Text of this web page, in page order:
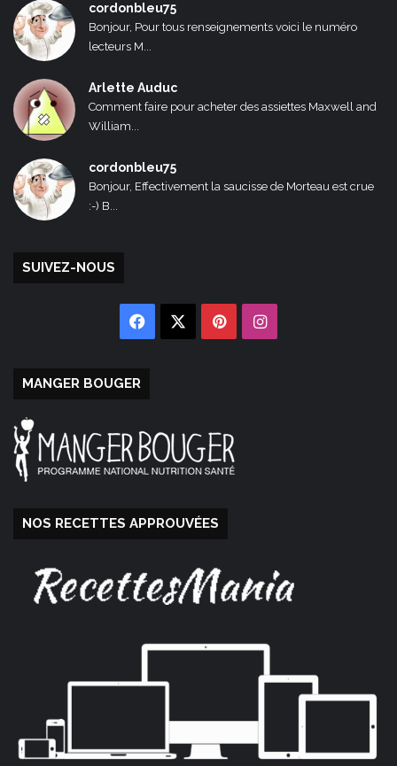
cordonbleu75
Bonjour, Pour tous renseignements voici le numéro
lecteurs M...
Arlette Auduc
Comment faire pour acheter des assiettes Maxwell and
William...
cordonbleu75
Bonjour, Effectivement la saucisse de Morteau est crue
:-) B...
SUIVEZ-NOUS
Facebook PinterestInstagram
MANGER BOUGER
NOS RECETTES APPROUVÉES